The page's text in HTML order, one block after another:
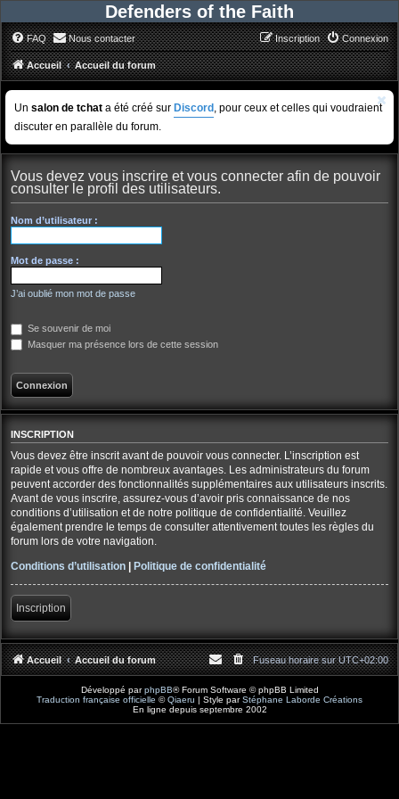
Defenders of the Faith
FAQ Nous contacter Connexion
Inscription
Accueil Accueil du forum
Un salon de tchat a été créé sur Discord , pour ceux et celles qui voudraient
discuter en parallèle du forum.
Vous devez vous inscrire et vous connecter afin de pouvoir
consulter le profil des utilisateurs.
Nom d’utilisateur :
Mot de passe :
J’ai oublié mon mot de passe
Se souvenir de moi
Masquer ma présence lors de cette session
INSCRIPTION
Vous devez être inscrit avant de pouvoir vous connecter. L’inscription est
rapide et vous offre de nombreux avantages. Les administrateurs du forum
peuvent accorder des fonctionnalités supplémentaires aux utilisateurs inscrits.
Avant de vous inscrire, assurez-vous d’avoir pris connaissance de nos
conditions d’utilisation et de notre politique de confidentialité. Veuillez
également prendre le temps de consulter attentivement toutes les règles du
forum lors de votre navigation.
Conditions d’utilisation | Politique de confidentialité
Inscription
Accueil Accueil du forum Fuseau horaire surUTC+02:00
Développé parphpBB® Forum Software © phpBB Limited
Traduction française officielle ©Qiaeru | Style parStéphane Laborde Créations
En ligne depuis septembre 2002